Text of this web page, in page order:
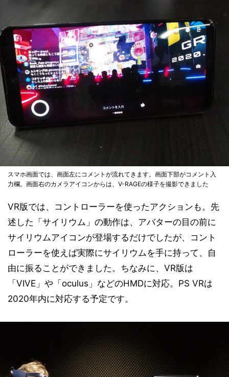
スマホ画面では、画面左にコメントが流れてきます。画面下部がコメント入
力欄。画面右のカメラアイコンからは、V-RAGEの様子を撮影できました
VR版では、コントローラーを使ったアクションも。先
述した「サイリウム」の動作は、アバターの目の前に
サイリウムアイコンが登場するだけでしたが、コント
ローラーを使えば実際にサイリウムを手に持って、自
由に振ることができました。ちなみに、VR版は
「VIVE」や「oculus」などのHMDに対応。PS VRは
2020年内に対応する予定です。